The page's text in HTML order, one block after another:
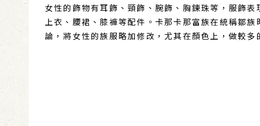
女性的飾物有耳飾、頸飾、腕飾、胸鍊珠等，服飾
上衣、腰裙、膝褲等配件。卡那卡那富族在統稱鄒
論，將女性的族服略加修改，尤其在顏色上，做較多